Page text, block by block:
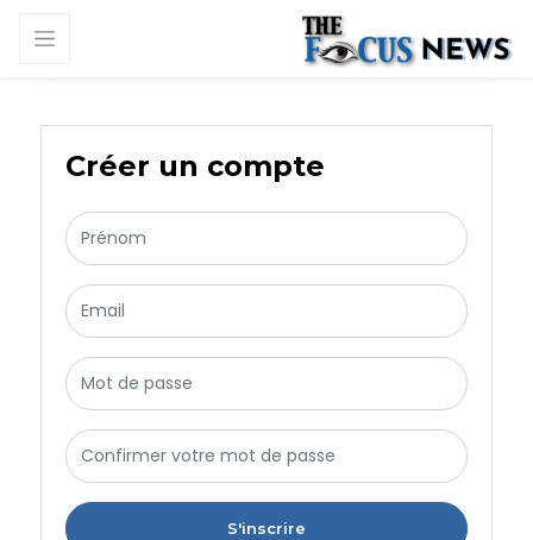
Créer un compte
S'inscrire